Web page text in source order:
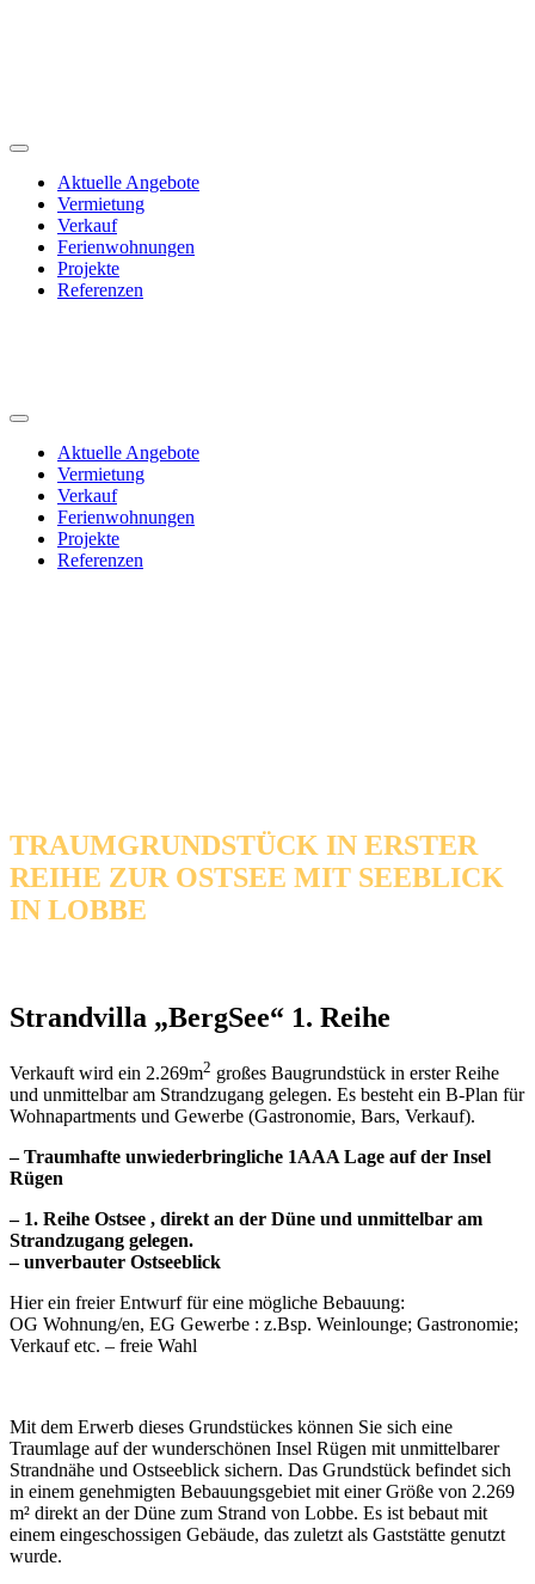
Aktuelle Angebote
Vermietung
Verkauf
Ferienwohnungen
Projekte
Referenzen
Aktuelle Angebote
Vermietung
Verkauf
Ferienwohnungen
Projekte
Referenzen
TRAUMGRUNDSTÜCK IN ERSTER
REIHE ZUR OSTSEE MIT SEEBLICK
IN LOBBE
Strandvilla „BergSee“ 1. Reihe
Verkauft wird ein 2.269m2 großes Baugrundstück in erster Reihe
und unmittelbar am Strandzugang gelegen. Es besteht ein B-Plan für
Wohnapartments und Gewerbe (Gastronomie, Bars, Verkauf).
– Traumhafte unwiederbringliche 1AAA Lage auf der Insel
Rügen
– 1. Reihe Ostsee , direkt an der Düne und unmittelbar am
Strandzugang gelegen.
– unverbauter Ostseeblick
Hier ein freier Entwurf für eine mögliche Bebauung:
OG Wohnung/en, EG Gewerbe : z.Bsp. Weinlounge; Gastronomie;
Verkauf etc. – freie Wahl
Mit dem Erwerb dieses Grundstückes können Sie sich eine
Traumlage auf der wunderschönen Insel Rügen mit unmittelbarer
Strandnähe und Ostseeblick sichern. Das Grundstück befindet sich
in einem genehmigten Bebauungsgebiet mit einer Größe von 2.269
m² direkt an der Düne zum Strand von Lobbe. Es ist bebaut mit
einem eingeschossigen Gebäude, das zuletzt als Gaststätte genutzt
wurde.